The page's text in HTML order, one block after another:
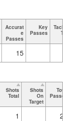
Accurat
e
Passes
Key
Passes
15
Shots
Total
Shots
On
Target
Total
Passes
1
27